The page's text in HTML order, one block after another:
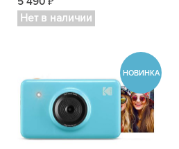
Нет в наличии